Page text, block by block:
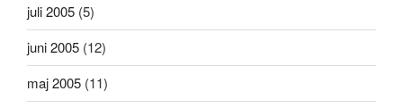
juli 2005 (5)
juni 2005 (12)
maj 2005 (11)